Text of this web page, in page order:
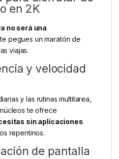
en 2K
no será una
pegues un maratón de
viajas.
y velocidad
y las rutinas multitarea,
te ofrece
sin aplicaciones
repentinos.
de pantalla